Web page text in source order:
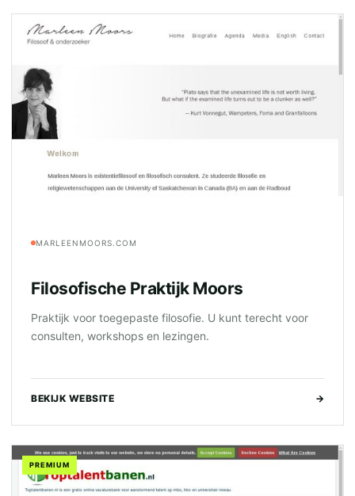
MARLEENMOORS.COM
Filosofische Praktijk Moors
Praktijk voor toegepaste filosofie. U kunt terecht voor
consulten, workshops en lezingen.
BEKIJK WEBSITE →
PREMIUM